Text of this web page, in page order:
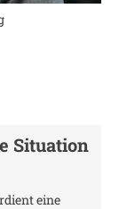
Situation
eine